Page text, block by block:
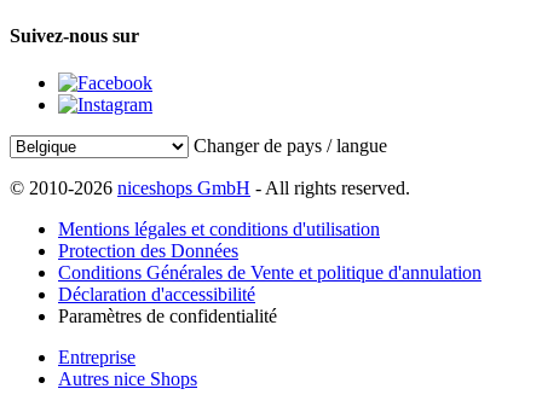
Suivez-nous sur
Changer de pays / langue
© 2010-2026 niceshops GmbH - All rights reserved.
Mentions légales et conditions d'utilisation
Protection des Données
Conditions Générales de Vente et politique d'annulation
Déclaration d'accessibilité
Paramètres de confidentialité
Entreprise
Autres nice Shops